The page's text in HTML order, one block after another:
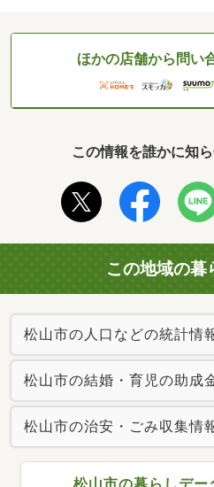
ほかの店舗から問い
この情報を誰かに知
この地域の暮
松山市の人口などの統計情
松山市の結婚・育児の助成
松山市の治安・ごみ収集情
松山市の暮らしデー